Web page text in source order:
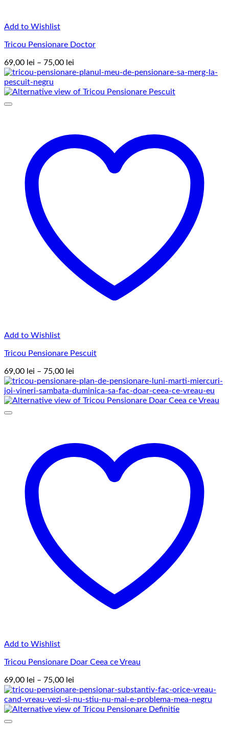
Add to Wishlist
Tricou Pensionare Doctor
69,00 lei – 75,00 lei
de
69,00 lei
Add to Wishlist
Tricou Pensionare Pescuit
69,00 lei – 75,00 lei
de
prețuri:
69,00 lei
Add to Wishlist
Tricou Pensionare Doar Ceea ce Vreau
69,00 lei – 75,00 lei
de
prețuri:
69,00 lei